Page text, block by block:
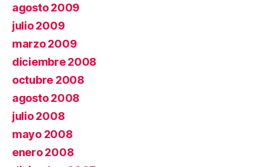
agosto 2009
julio 2009
marzo 2009
diciembre 2008
octubre 2008
agosto 2008
julio 2008
mayo 2008
enero 2008